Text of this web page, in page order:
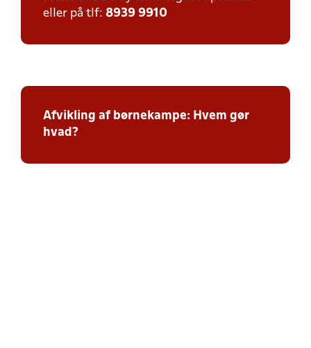
eller på tlf: 8939 9910
Afvikling af børnekampe: Hvem gør
hvad?